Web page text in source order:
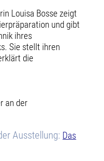
Louisa Bosse zeigt
und gibt
ihres
Sie stellt ihren
die
an der
Ausstellung: Das